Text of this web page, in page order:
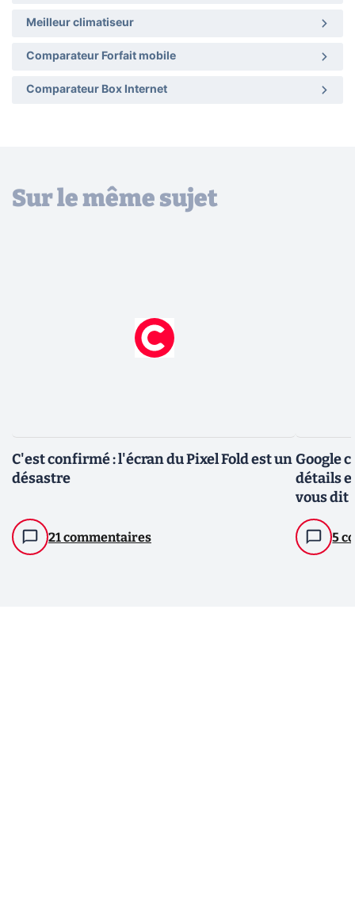
Meilleur climatiseur
Comparateur Forfait mobile
Comparateur Box Internet
Sur le même sujet
C'est confirmé : l'écran du Pixel Fold est un
désastre
21 commentaires
Google
détails
vous dit
5